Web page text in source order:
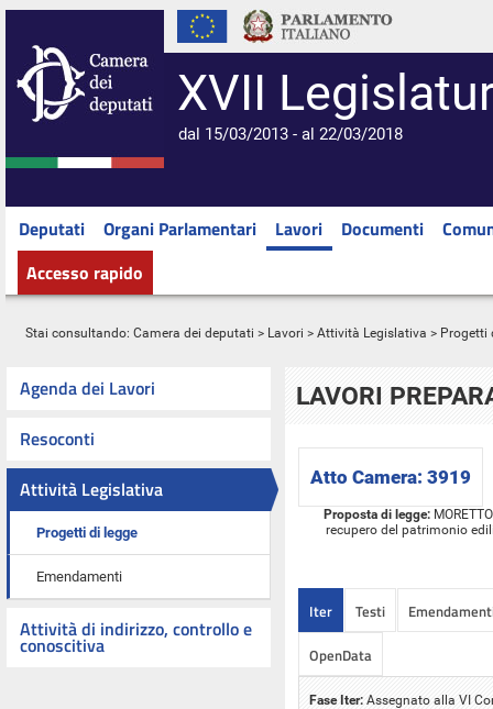
XVII
dal 15/03/2013 - al 22/03/2018
Deputati Organi Parlamentari Lavori Documenti
Accesso rapido
Stai consultando: Camera dei deputati > Lavori > Attività Legislativa > Progetti
Agenda dei Lavori
Resoconti
Attività Legislativa
Progetti di legge
Emendamenti
Attività di indirizzo, controllo e
conoscitiva
LAVORI
Atto Camera: 3919
Proposta di legge:
recupero del patrimonio
Iter Testi
OpenData
Fase Iter: Assegnato alla VI